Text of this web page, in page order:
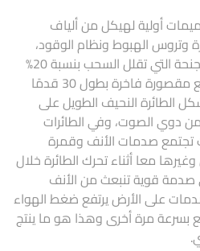
أولية لهيكل من ألياف
وتروس الهبوط ونظام الوقود،
وتشمل مميزات تصميم الأجنحة التي تقلل السحب بنسبة 20%
بخفض استهلاك الوقود مع مقصورة فاخرة بطول 30 قدمًا
شكل الطائرة النحيف الطويل على
دوي الصوت، وفي الطائرات
تجتمع صدمات الأنف وقمرة
معا أثناء تحرك الطائرة خلال
صدمة قوية تنبعث من الأنف
على الأرض يرتفع ضغط الهواء
بسرعة مرة أخرى وهذا هو ما ينتج